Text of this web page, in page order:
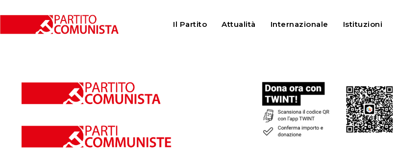
Il Partito Attualità Internazionale Istituzioni
Home Calendario
Calendario